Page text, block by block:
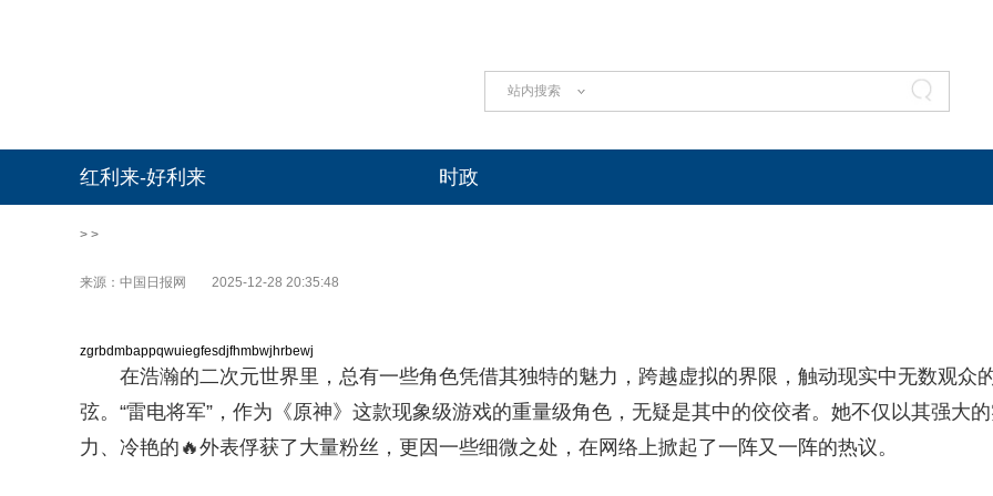
站内搜索
红利来-好利来 时政
> >
来源：中国日报网 2025-12-28 20:35:48
zgrbdmbappqwuiegfesdjfhmbwjhrbewj
在浩瀚的二次元世界里，总有一些角色凭借其独特的魅力，跨越虚拟的界限，触动现实中无数观众
弦。“雷电将军”，作为《原神》这款现象级游戏的重量级角色，无疑是其中的佼佼者。她不仅以其强大
力、冷艳的🔥外表俘获了大量粉丝，更因一些细微之处，在网络上掀起了一阵又一阵的热议。